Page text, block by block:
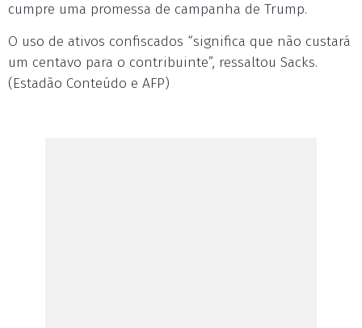
cumpre uma promessa de campanha de Trump.
O uso de ativos confiscados “significa que não custará
um centavo para o contribuinte”, ressaltou Sacks.
(Estadão Conteúdo e AFP)